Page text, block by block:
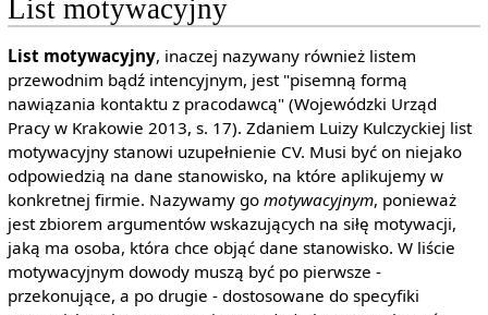
List motywacyjny
List motywacyjny, inaczej nazywany również listem
przewodnim bądź intencyjnym, jest "pisemną formą
nawiązania kontaktu z pracodawcą" (Wojewódzki Urząd
Pracy w Krakowie 2013, s. 17). Zdaniem Luizy Kulczyckiej list
motywacyjny stanowi uzupełnienie CV. Musi być on niejako
odpowiedzią na dane stanowisko, na które aplikujemy w
konkretnej firmie. Nazywamy go motywacyjnym, ponieważ
jest zbiorem argumentów wskazujących na siłę motywacji,
jaką ma osoba, która chce objąć dane stanowisko. W liście
motywacyjnym dowody muszą być po pierwsze -
przekonujące, a po drugie - dostosowane do specyfiki